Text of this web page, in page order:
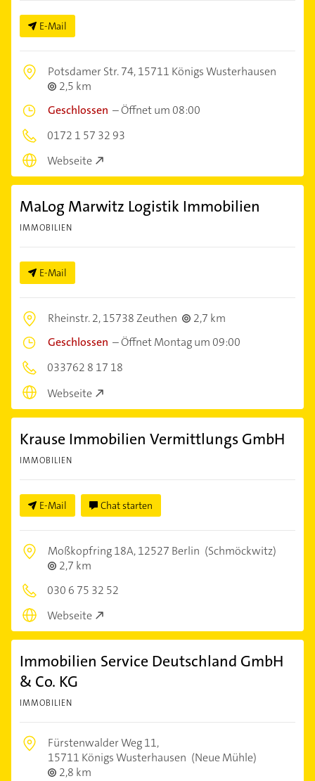
E-Mail
Potsdamer Str. 74,15711 Königs Wusterhausen
2,5 km
Geschlossen –Öffnet um 08:00
0172 1 57 32 93
Webseite
MaLog Marwitz Logistik Immobilien
IMMOBILIEN
E-Mail
Rheinstr. 2,15738 Zeuthen
2,7 km
Geschlossen –Öffnet Montag um 09:00
033762 8 17 18
Webseite
Krause Immobilien Vermittlungs GmbH
IMMOBILIEN
E-Mail Chat starten
Moßkopfring 18A,12527 Berlin (Schmöckwitz)
2,7 km
030 6 75 32 52
Webseite
Immobilien Service Deutschland GmbH
& Co. KG
IMMOBILIEN
Fürstenwalder Weg 11,
15711 Königs Wusterhausen (Neue Mühle)
2,8 km